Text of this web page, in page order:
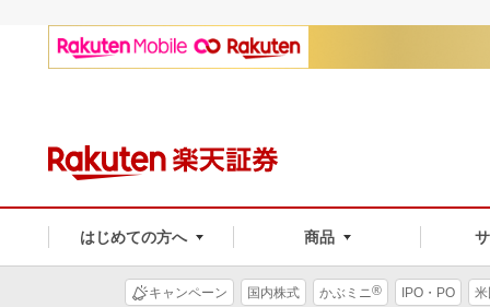
はじめての方へ 商品
キャンペーン 国内株式 かぶミニ® IPO・PO